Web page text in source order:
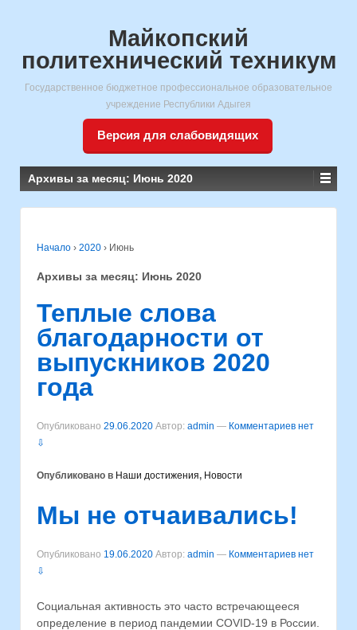
Майкопский
политехнический техникум
Государственное бюджетное профессиональное образовательное
учреждение Республики Адыгея
Версия для слабовидящих
Архивы за месяц: Июнь 2020
Начало › 2020 › Июнь
Архивы за месяц: Июнь 2020
Теплые слова
благодарности от
выпускников 2020
года
Опубликовано 29.06.2020 Автор: admin — Комментариев нет
⇩
Опубликовано в Наши достижения, Новости
Мы не отчаивались!
Опубликовано 19.06.2020 Автор: admin — Комментариев нет
⇩
Социальная активность это часто встречающееся
определение в период пандемии COVID-19 в России.